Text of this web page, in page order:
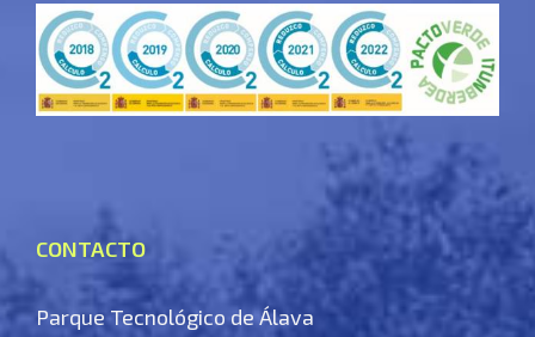
CONTACTO
Parque Tecnológico de Álava